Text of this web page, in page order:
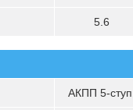
5.6
АКПП 5-ступ.